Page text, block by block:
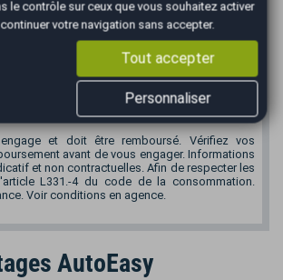
€/mois *
Recevoir la simulation
et doit être remboursé. Vérifiez vos
avant de vous engager. Informations
et non contractuelles. Afin de respecter les
L331.-4 du code de la consommation.
Voir conditions en agence.
AutoEasy
le contrôle sur ceux que vous souhaitez activer
votre navigation sans accepter.
Tout accepter
Personnaliser